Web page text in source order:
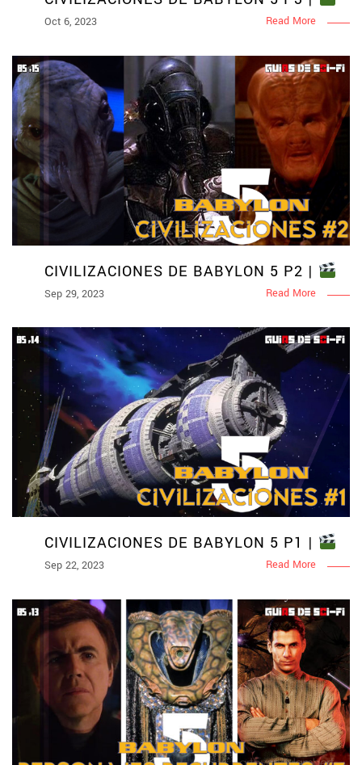
Oct 6, 2023 Read More
CIVILIZACIONES DE BABYLON 5 P2 |
Sep 29, 2023 Read More
CIVILIZACIONES DE BABYLON 5 P1 |
Sep 22, 2023 Read More